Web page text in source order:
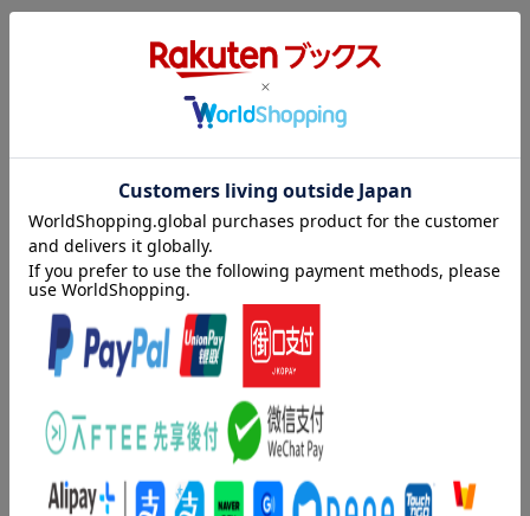
内容紹介（「BOOK」データベースより）
手順は３つ！おいしいから何度も作りたくなる。今日から使え
目次（「BOOK」データベースより）
１章 “元気に長生き”には不可欠 食べやすい肉おかず／２章 Ｄ
ＨＡ、ＥＰＡで脳を健康に！手軽に作れる魚おかず／３章 ビタ
ミン、食物繊維たっぷり いつもの野菜でおかずいろいろ／４
章 大豆パワーで生活習慣病予防 豆腐・厚揚げ・大豆おかず／
５章 低カロリーでミネラル、食物繊維豊富 きのこ・海藻おか
ず／６章 もう一品欲しいときに 役立つ常備菜
著者情報（「BOOK」データベースより）
〓城順子（タカギジュンコ）
料理研究家栄養士。女子栄養短期大学食物栄養科卒。和・洋・中